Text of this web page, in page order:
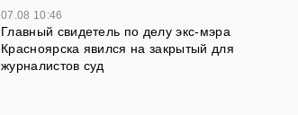
07.08 10:46
Главный свидетель по делу экс-мэра
Красноярска явился на закрытый для
журналистов суд